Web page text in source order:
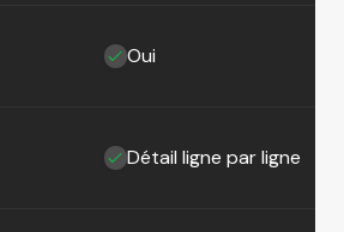
Oui
Détail ligne par ligne